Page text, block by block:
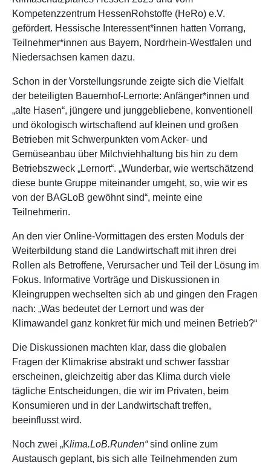
Kompetenzzentrum HessenRohstoffe (HeRo) e.V.
gefördert. Hessische Interessent*innen hatten Vorrang,
Teilnehmer*innen aus Bayern, Nordrhein-Westfalen und
Niedersachsen kamen dazu.
Schon in der Vorstellungsrunde zeigte sich die Vielfalt
der beteiligten Bauernhof-Lernorte: Anfänger*innen und
„alte Hasen“, jüngere und junggebliebene, konventionell
und ökologisch wirtschaftend auf kleinen und großen
Betrieben mit Schwerpunkten vom Acker- und
Gemüseanbau über Milchviehhaltung bis hin zu dem
Betriebszweck „Lernort“. „Wunderbar, wie wertschätzend
diese bunte Gruppe miteinander umgeht, so, wie wir es
von der BAGLoB gewöhnt sind“, meinte eine
Teilnehmerin.
An den vier Online-Vormittagen des ersten Moduls der
Weiterbildung stand die Landwirtschaft mit ihren drei
Rollen als Betroffene, Verursacher und Teil der Lösung im
Fokus. Informative Vorträge und Diskussionen in
Kleingruppen wechselten sich ab und gingen den Fragen
nach: „Was bedeutet der Lernort und was der
Klimawandel ganz konkret für mich und meinen Betrieb?“
Die Diskussionen machten klar, dass die globalen
Fragen der Klimakrise abstrakt und schwer fassbar
erscheinen, gleichzeitig aber das Klima durch viele
tägliche Entscheidungen, die wir im Privaten, beim
Konsumieren und in der Landwirtschaft treffen,
beeinflusst wird.
Noch zwei „Klima.LoB.Runden“sind online zum
Austausch geplant, bis sich alle Teilnehmenden zum